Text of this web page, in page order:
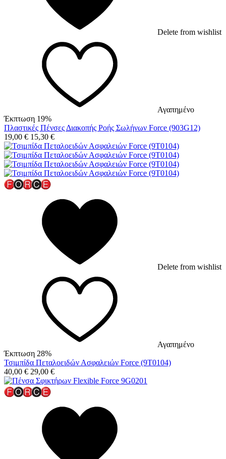
Delete from wishlist
Αγαπημένο
Έκπτωση 19%
Πλαστικές Πένσες Διακοπής Ροής Σωλήνων Force (903G12)
19,00 € 15,30 €
Delete from wishlist
Αγαπημένο
Έκπτωση 28%
Τσιμπίδα Πεταλοειδών Ασφαλειών Force (9T0104)
40,00 € 29,00 €